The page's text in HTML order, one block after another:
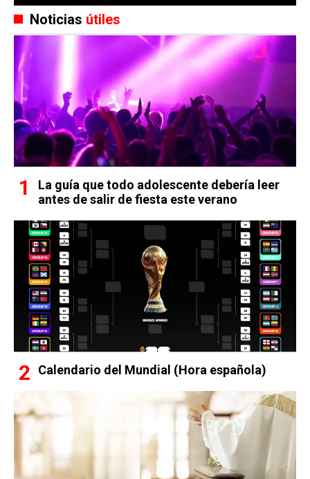
Noticias útiles
La guía que todo adolescente debería leer
antes de salir de fiesta este verano
Calendario del Mundial (Hora española)